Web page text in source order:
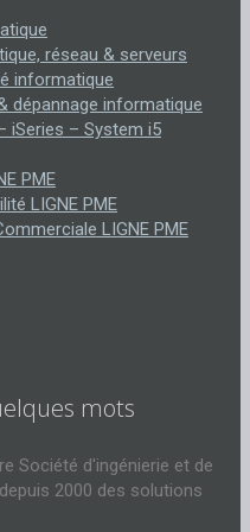
réseau & serveurs
informatique
dépannage informatique
iSeries – System i5
PME
LIGNE PME
LIGNE PME
mots
Société d'ingénierie et de
2000 des solutions